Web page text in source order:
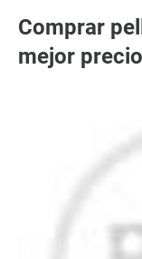
Comprar
mejor precio